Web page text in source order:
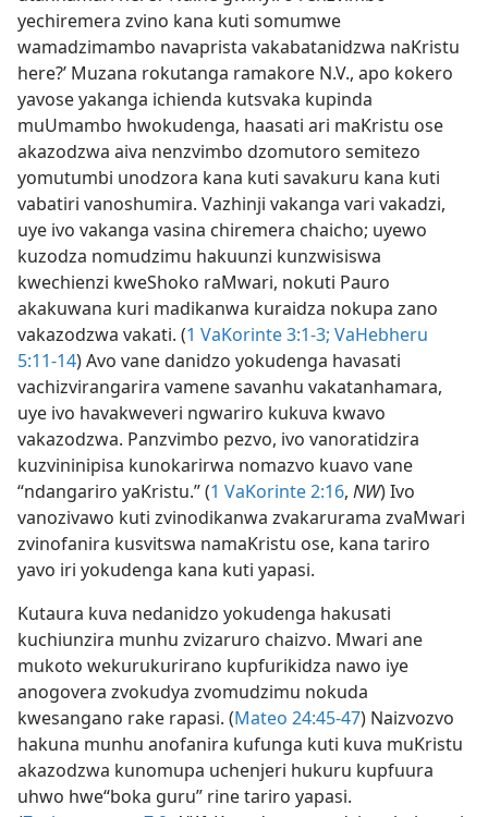
yechiremera zvino kana kuti somumwe
wamadzimambo navaprista vakabatanidzwa naKristu
here?’ Muzana rokutanga ramakore N.V., apo kokero
yavose yakanga ichienda kutsvaka kupinda
muUmambo hwokudenga, haasati ari maKristu ose
akazodzwa aiva nenzvimbo dzomutoro semitezo
yomutumbi unodzora kana kuti savakuru kana kuti
vabatiri vanoshumira. Vazhinji vakanga vari vakadzi,
uye ivo vakanga vasina chiremera chaicho; uyewo
kuzodza nomudzimu hakuunzi kunzwisiswa
kwechienzi kweShoko raMwari, nokuti Pauro
akakuwana kuri madikanwa kuraidza nokupa zano
vakazodzwa vakati. (1 VaKorinte 3:1-3; VaHebheru
5:11-14) Avo vane danidzo yokudenga havasati
vachizvirangarira vamene savanhu vakatanhamara,
uye ivo havakweveri ngwariro kukuva kwavo
vakazodzwa. Panzvimbo pezvo, ivo vanoratidzira
kuzvininipisa kunokarirwa nomazvo kuavo vane
“ndangariro yaKristu.” (1 VaKorinte 2:16, NW) Ivo
vanozivawo kuti zvinodikanwa zvakarurama zvaMwari
zvinofanira kusvitswa namaKristu ose, kana tariro
yavo iri yokudenga kana kuti yapasi.
Kutaura kuva nedanidzo yokudenga hakusati
kuchiunzira munhu zvizaruro chaizvo. Mwari ane
mukoto wekurukurirano kupfurikidza nawo iye
anogovera zvokudya zvomudzimu nokuda
kwesangano rake rapasi. (Mateo 24:45-47) Naizvozvo
hakuna munhu anofanira kufunga kuti kuva muKristu
akazodzwa kunomupa uchenjeri hukuru kupfuura
uhwo hwe“boka guru” rine tariro yapasi.